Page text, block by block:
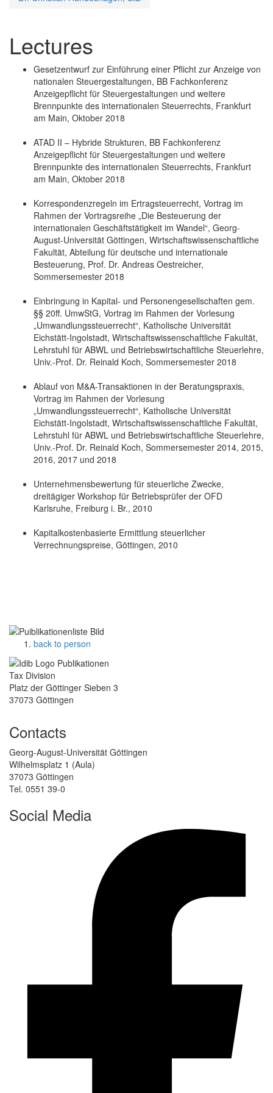
Lectures
Gesetzentwurf zur Einführung einer Pflicht zur Anzeige von
nationalen Steuergestaltungen, BB Fachkonferenz
Anzeigepflicht für Steuergestaltungen und weitere
Brennpunkte des internationalen Steuerrechts, Frankfurt
am Main, Oktober 2018
ATAD II – Hybride Strukturen, BB Fachkonferenz
Anzeigepflicht für Steuergestaltungen und weitere
Brennpunkte des internationalen Steuerrechts, Frankfurt
am Main, Oktober 2018
Korrespondenzregeln im Ertragsteuerrecht, Vortrag im
Rahmen der Vortragsreihe „Die Besteuerung der
internationalen Geschäftstätigkeit im Wandel“, Georg-
August-Universität Göttingen, Wirtschaftswissenschaftliche
Fakultät, Abteilung für deutsche und internationale
Besteuerung, Prof. Dr. Andreas Oestreicher,
Sommersemester 2018
Einbringung in Kapital- und Personengesellschaften gem.
§§ 20ff. UmwStG, Vortrag im Rahmen der Vorlesung
„Umwandlungssteuerrecht“, Katholische Universität
Eichstätt-Ingolstadt, Wirtschaftswissenschaftliche Fakultät,
Lehrstuhl für ABWL und Betriebswirtschaftliche Steuerlehre,
Univ.-Prof. Dr. Reinald Koch, Sommersemester 2018
Ablauf von M&A-Transaktionen in der Beratungspraxis,
Vortrag im Rahmen der Vorlesung
„Umwandlungssteuerrecht“, Katholische Universität
Eichstätt-Ingolstadt, Wirtschaftswissenschaftliche Fakultät,
Lehrstuhl für ABWL und Betriebswirtschaftliche Steuerlehre,
Univ.-Prof. Dr. Reinald Koch, Sommersemester 2014, 2015,
2016, 2017 und 2018
Unternehmensbewertung für steuerliche Zwecke,
dreitägiger Workshop für Betriebsprüfer der OFD
Karlsruhe, Freiburg i. Br., 2010
Kapitalkostenbasierte Ermittlung steuerlicher
Verrechnungspreise, Göttingen, 2010
back to person
Tax Division
Platz der Göttinger Sieben 3
37073 Göttingen
Contacts
Georg-August-Universität Göttingen
Wilhelmsplatz 1 (Aula)
37073 Göttingen
Tel. 0551 39-0
Social Media